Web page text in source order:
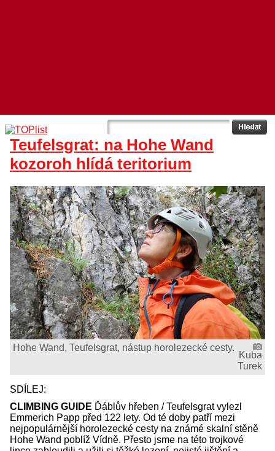
Teufelsgrat: na Hohe Wand
kozoroh hlídá teritorium
Hohe Wand, Teufelsgrat, nástup horolezecké cesty.
Kuba
Turek
SDÍLEJ:
CLIMBING GUIDE Ďáblův hřeben / Teufelsgrat vylezl
Emmerich Papp před 122 lety. Od té doby patří mezi
nejpopulárnější horolezecké cesty na známé skalní stěně
Hohe Wand poblíž Vídně. Přesto jsme na této trojkové